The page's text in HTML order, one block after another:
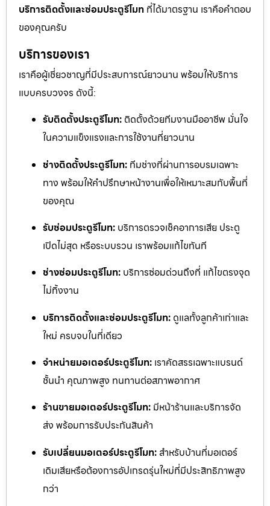
บริการติดตั้งและซ่อมประตูรีโมท ที่ได้มาตรฐาน เราคือคำตอบ
ของคุณครับ
บริการของเรา
เราคือผู้เชี่ยวชาญที่มีประสบการณ์ยาวนาน พร้อมให้บริการ
แบบครบวงจร ดังนี้:
รับติดตั้งประตูรีโมท: ติดตั้งด้วยทีมงานมืออาชีพ มั่นใจ
ในความแข็งแรงและการใช้งานที่ยาวนาน
ช่างติดตั้งประตูรีโมท: ทีมช่างที่ผ่านการอบรมเฉพาะ
ทาง พร้อมให้คำปรึกษาหน้างานเพื่อให้เหมาะสมกับพื้นที่
ของคุณ
รับซ่อมประตูรีโมท: บริการตรวจเช็คอาการเสีย ประตู
เปิดไม่สุด หรือระบบรวน เราพร้อมแก้ไขทันที
ช่างซ่อมประตูรีโมท: บริการซ่อมด่วนถึงที่ แก้ไขตรงจุด
ไม่ทิ้งงาน
บริการติดตั้งและซ่อมประตูรีโมท: ดูแลทั้งลูกค้าเก่าและ
ใหม่ ครบจบในที่เดียว
จำหน่ายมอเตอร์ประตูรีโมท: เราคัดสรรเฉพาะแบรนด์
ชั้นนำ คุณภาพสูง ทนทานต่อสภาพอากาศ
ร้านขายมอเตอร์ประตูรีโมท: มีหน้าร้านและบริการจัด
ส่ง พร้อมการรับประกันสินค้า
รับเปลี่ยนมอเตอร์ประตูรีโมท: สำหรับบ้านที่มอเตอร์
เดิมเสียหรือต้องการอัปเกรดรุ่นใหม่ที่มีประสิทธิภาพสูง
กว่า